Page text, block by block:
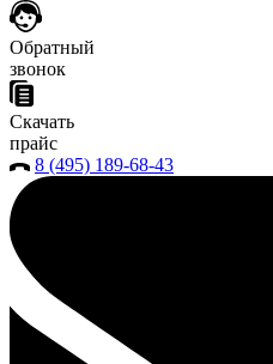
Обратный
звонок
Скачать
прайс
8 (495) 189-68-43